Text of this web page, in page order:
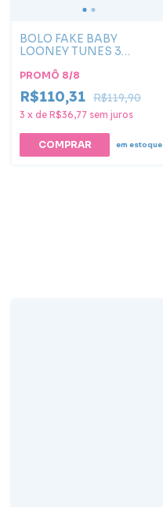
BOLO FAKE BABY
LOONEY TUNES 3
PROMÔ 8/8
R$110,31 R$119,90
3 x de R$36,77 sem juros
em estoque